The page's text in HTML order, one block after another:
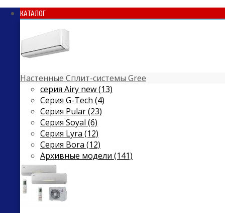
КАТАЛОГ
Настенные Сплит-системы Gree
серия Airy new (13)
Серия G-Tech (4)
Серия Pular (23)
Cерия Soyal (6)
Серия Lyra (12)
Серия Bora (12)
Архивные модели (141)